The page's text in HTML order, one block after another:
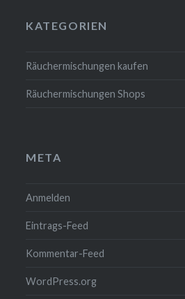
KATEGORIEN
Räuchermischungen kaufen
Räuchermischungen Shops
META
Anmelden
Eintrags-Feed
Kommentar-Feed
WordPress.org